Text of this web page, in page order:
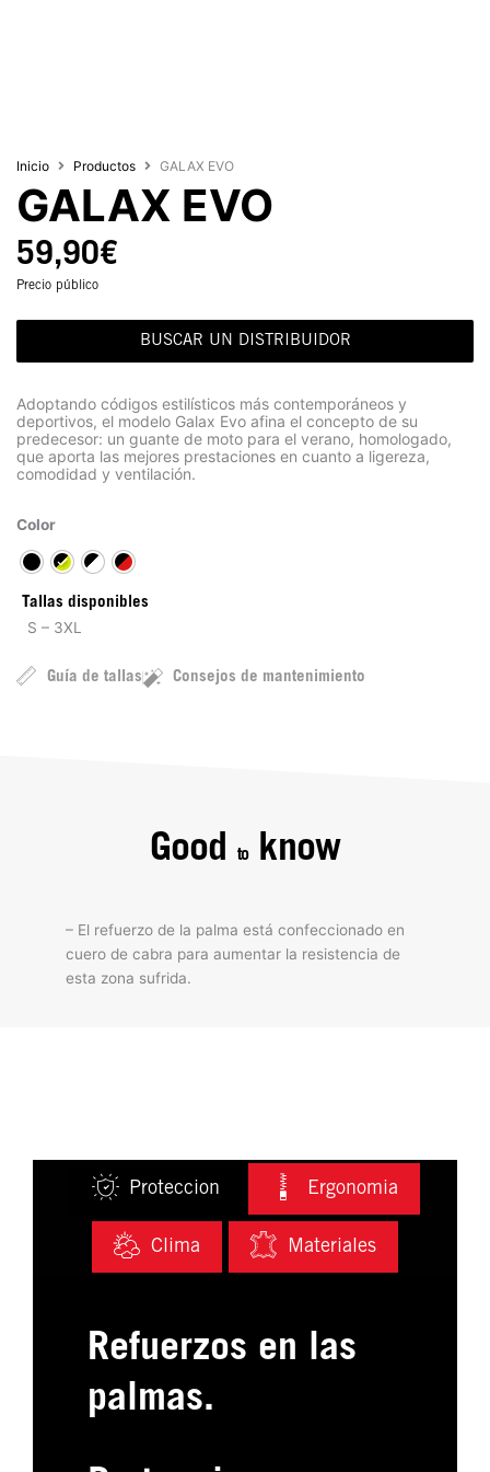
Inicio Productos GALAX EVO
GALAX EVO
59,90€
Precio público
BUSCAR UN DISTRIBUIDOR
Adoptando códigos estilísticos más contemporáneos y
deportivos, el modelo Galax Evo afina el concepto de su
predecesor: un guante de moto para el verano, homologado,
que aporta las mejores prestaciones en cuanto a ligereza,
comodidad y ventilación.
Color
Tallas disponibles
S – 3XL
Guía de tallas Consejos de mantenimiento
Good toknow
– El refuerzo de la palma está confeccionado en
cuero de cabra para aumentar la resistencia de
esta zona sufrida.
Proteccion Ergonomia
Clima Materiales
Refuerzos en las
palmas.